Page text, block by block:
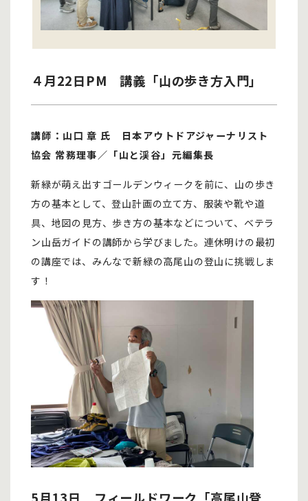
４月22日PM 講義「山の歩き方入門」
講師：山口 章 氏 日本アウトドアジャーナリスト
協会 常務理事／「山と渓谷」元編集長
新緑が萌え出すゴールデンウィークを前に、山の歩き
方の基本として、登山計画の立て方、服装や靴や道
具、地図の見方、歩き方の基本などについて、ベテラ
ン山岳ガイドの講師から学びました。連休明けの最初
の講座では、みんなで新緑の高尾山の登山に挑戦しま
す！